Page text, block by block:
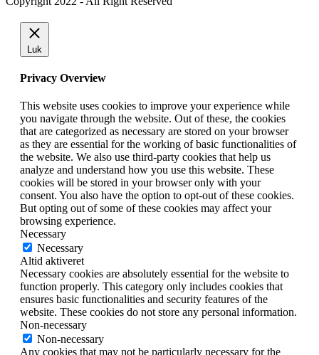
Luk
Privacy Overview
This website uses cookies to improve your experience while
you navigate through the website. Out of these, the cookies
that are categorized as necessary are stored on your browser
as they are essential for the working of basic functionalities of
the website. We also use third-party cookies that help us
analyze and understand how you use this website. These
cookies will be stored in your browser only with your
consent. You also have the option to opt-out of these cookies.
But opting out of some of these cookies may affect your
browsing experience.
Necessary
Necessary
Altid aktiveret
Necessary cookies are absolutely essential for the website to
function properly. This category only includes cookies that
ensures basic functionalities and security features of the
website. These cookies do not store any personal information.
Non-necessary
Non-necessary
Any cookies that may not be particularly necessary for the